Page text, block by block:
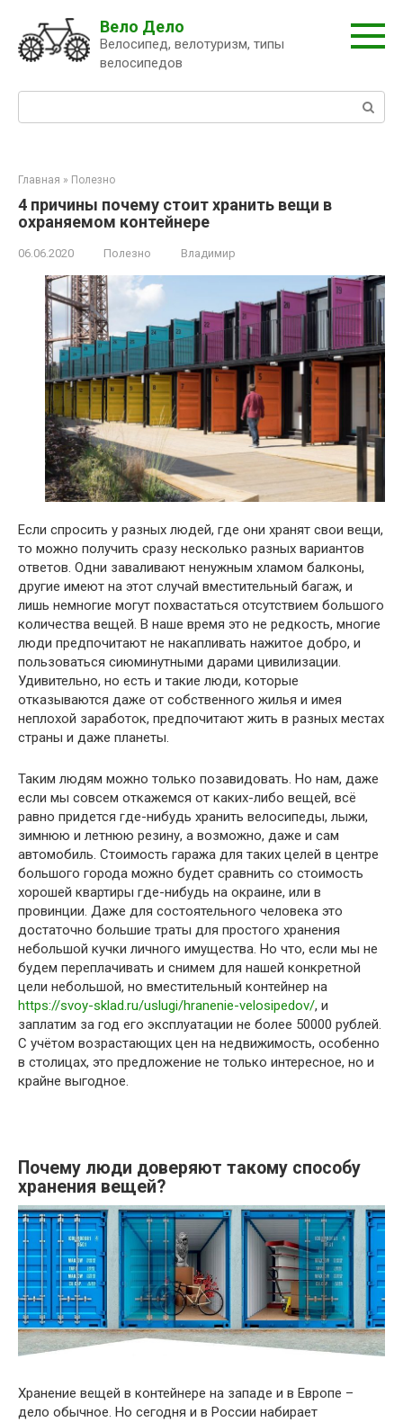
контенту
Вело Дело
Велосипед, велотуризм, типы
велосипедов
Главная » Полезно
4 причины почему стоит хранить вещи в
охраняемом контейнере
06.06.2020 Полезно Владимир
Если спросить у разных людей, где они хранят свои вещи,
то можно получить сразу несколько разных вариантов
ответов. Одни заваливают ненужным хламом балконы,
другие имеют на этот случай вместительный багаж, и
лишь немногие могут похвастаться отсутствием большого
количества вещей. В наше время это не редкость, многие
люди предпочитают не накапливать нажитое добро, и
пользоваться сиюминутными дарами цивилизации.
Удивительно, но есть и такие люди, которые
отказываются даже от собственного жилья и имея
неплохой заработок, предпочитают жить в разных местах
страны и даже планеты.
Таким людям можно только позавидовать. Но нам, даже
если мы совсем откажемся от каких-либо вещей, всё
равно придется где-нибудь хранить велосипеды, лыжи,
зимнюю и летнюю резину, а возможно, даже и сам
автомобиль. Стоимость гаража для таких целей в центре
большого города можно будет сравнить со стоимость
хорошей квартиры где-нибудь на окраине, или в
провинции. Даже для состоятельного человека это
достаточно большие траты для простого хранения
небольшой кучки личного имущества. Но что, если мы не
будем переплачивать и снимем для нашей конкретной
цели небольшой, но вместительный контейнер на
https://svoy-sklad.ru/uslugi/hranenie-velosipedov/, и
заплатим за год его эксплуатации не более 50000 рублей.
С учётом возрастающих цен на недвижимость, особенно
в столицах, это предложение не только интересное, но и
крайне выгодное.
Почему люди доверяют такому способу
хранения вещей?
Хранение вещей в контейнере на западе и в Европе –
дело обычное. Но сегодня и в России набирает